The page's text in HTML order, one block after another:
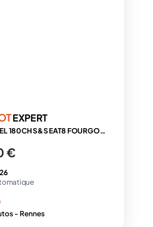
EXPERT
M 2.2 DIESEL 180CH S&S EAT8 FOURGON 3PL + 3 CAMERAS + MODUWORK + ATTELAGE + HABILLAGE
€
- Rennes